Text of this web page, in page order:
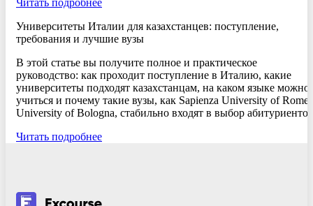
Читать подробнее
Университеты Италии для казахстанцев: поступление,
требования и лучшие вузы
В этой статье вы получите полное и практическое
руководство: как проходит поступление в Италию, какие
университеты подходят казахстанцам, на каком языке можно
учиться и почему такие вузы, как Sapienza University of Rome
University of Bologna, стабильно входят в выбор
Читать подробнее